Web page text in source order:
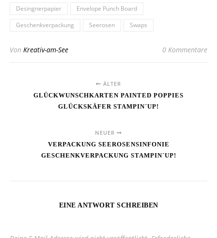
Desingnerpapier
Envelope Punch Board
Geschenkverpackung
Seerosen Swaps
Von Kreativ-am-See 0 Kommentare
ÄLTER
GLÜCKWUNSCHKARTEN PAINTED POPPIES
GLÜCKSKÄFER STAMPIN´UP!
NEUER
VERPACKUNG SEEROSENSINFONIE
GESCHENKVERPACKUNG STAMPIN´UP!
EINE ANTWORT SCHREIBEN